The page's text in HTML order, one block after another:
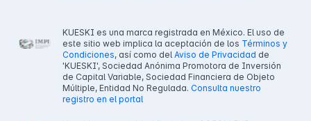
KUESKI es una marca registrada en México. El uso de
este sitio web implica la aceptación de los Términos y
Condiciones, así como del Aviso de Privacidad de
'KUESKI', Sociedad Anónima Promotora de Inversión
de Capital Variable, Sociedad Financiera de Objeto
Múltiple, Entidad No Regulada. Consulta nuestro
registro en el portal